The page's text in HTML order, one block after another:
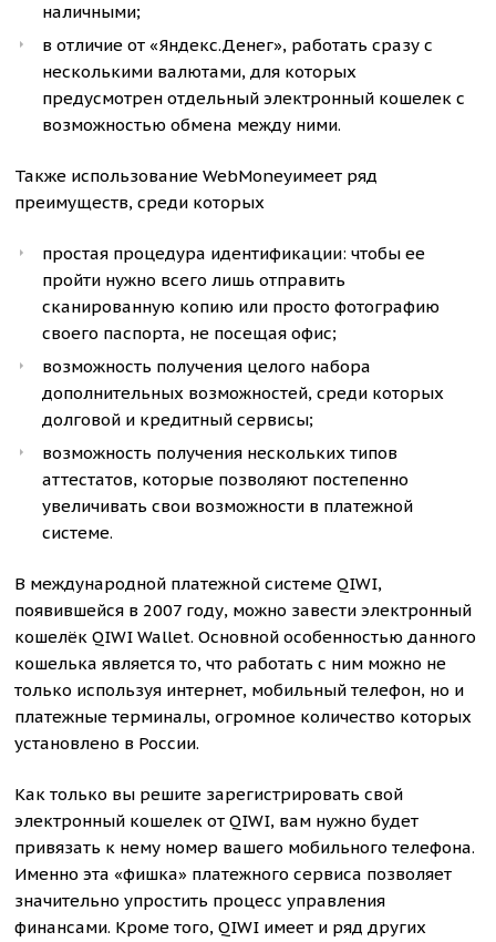
наличными;
в отличие от «Яндекс.Денег», работать сразу с
несколькими валютами, для которых
предусмотрен отдельный электронный кошелек с
возможностью обмена между ними.
Также использование WebMoneyимеет ряд
преимуществ, среди которых
простая процедура идентификации: чтобы ее
пройти нужно всего лишь отправить
сканированную копию или просто фотографию
своего паспорта, не посещая офис;
возможность получения целого набора
дополнительных возможностей, среди которых
долговой и кредитный сервисы;
возможность получения нескольких типов
аттестатов, которые позволяют постепенно
увеличивать свои возможности в платежной
системе.
В международной платежной системе QIWI,
появившейся в 2007 году, можно завести электронный
кошелёк QIWI Wallet. Основной особенностью данного
кошелька является то, что работать с ним можно не
только используя интернет, мобильный телефон, но и
платежные терминалы, огромное количество которых
установлено в России.
Как только вы решите зарегистрировать свой
электронный кошелек от QIWI, вам нужно будет
привязать к нему номер вашего мобильного телефона.
Именно эта «фишка» платежного сервиса позволяет
значительно упростить процесс управления
финансами. Кроме того, QIWI имеет и ряд других